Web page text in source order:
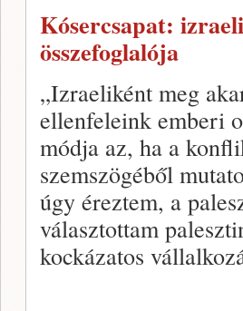
Kósercsapat:
összefoglalója
„Izraeliként meg
ellenfeleink emberi
módja az, ha a
szemszögéből
úgy éreztem, a
választottam
kockázatos